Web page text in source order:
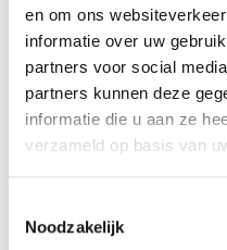
en om ons
informatie over uw
partners voor social
partners kunnen deze
informatie die u aan ze
verzameld op basis van
Noodzakelijk
U bereikt mij op
Payroll
Interfisc B.V., Voorburg
0031703133020
Terug naar overzicht